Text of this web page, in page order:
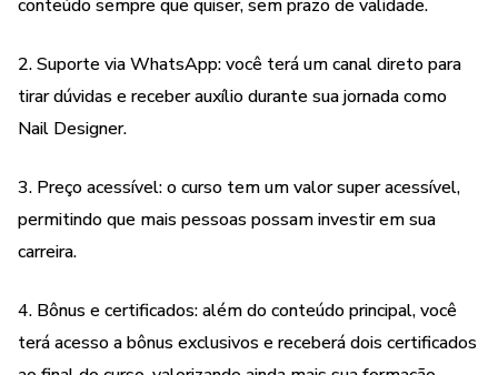
conteúdo sempre que quiser, sem prazo de validade.
2. Suporte via WhatsApp: você terá um canal direto para
tirar dúvidas e receber auxílio durante sua jornada como
Nail Designer.
3. Preço acessível: o curso tem um valor super acessível,
permitindo que mais pessoas possam investir em sua
carreira.
4. Bônus e certificados: além do conteúdo principal, você
terá acesso a bônus exclusivos e receberá dois certificados